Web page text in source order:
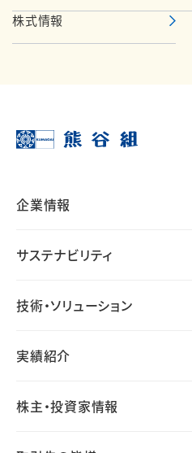
株式情報
企業情報
サステナビリティ
技術・ソリューション
実績紹介
株主・投資家情報